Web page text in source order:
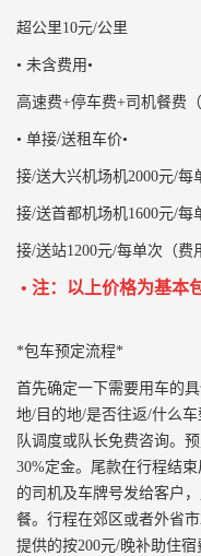
超公里10元/公里
• 未含费用•
高速费+停车费+司机餐费（
• 单接/送租车价•
接/送大兴机场机2000元/每
接/送首都机场机1600元/每
接/送站1200元/每单次（费
• 注：以上价格为基本
*包车预定流程*
首先确定一下需要用车的
地/目的地/是否往返/什么
队调度或队长免费咨询。
30%定金。尾款在行程结
的司机及车牌号发给客户
餐。行程在郊区或者外省
提供的按200元/晚补助住宿